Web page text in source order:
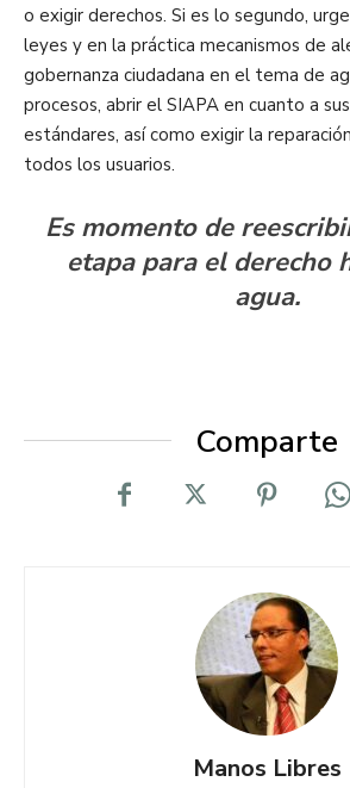
o exigir derechos. Si es lo segundo,
leyes y en la práctica mecanismos de
gobernanza ciudadana en el tema de
procesos, abrir el SIAPA en cuanto a
estándares, así como exigir la
todos los usuarios.
Es momento de
etapa para el derecho
agua.
Comparte
Manos Libres